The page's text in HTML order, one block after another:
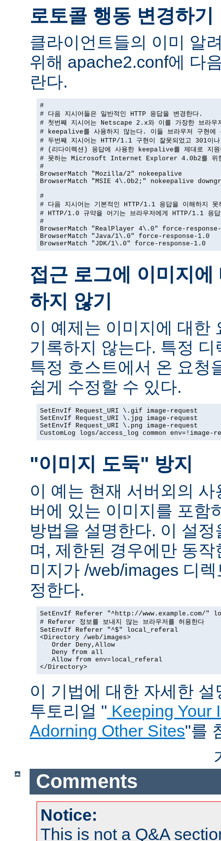
로토콜 행동 변경하기
클라이언트들의 이미 알
위해 apache2.conf에 다
란다.
#
# 다음 지시어들은 일반적인 HTTP 응답을 변경한다.
# 첫번째 지시어는 Netscape 2.x와 이를 가장한 브라우
# keepalive를 사용하지 않는다. 이들 브라우저 구현에
# 두번째 지시어는 HTTP/1.1 구현이 잘못되었고 301이
# (리다이렉션) 응답에 사용한 keepalive를 제대로 지원
# 못하는 Microsoft Internet Explorer 4.0b2를 위
#
BrowserMatch "Mozilla/2" nokeepalive
BrowserMatch "MSIE 4\.0b2;" nokeepalive
#
# 다음 지시어는 기본적인 HTTP/1.1 응답을 이해하지 못
# HTTP/1.0 규약을 어기는 브라우저에게 HTTP/1.1 응
#
BrowserMatch "RealPlayer 4\.0" force-
BrowserMatch "Java/1\.0" force-response-1.0
BrowserMatch "JDK/1\.0" force-response-1.0
접근 로그에 이미지
하지 않기
이 예제는 이미지에 대한
기록하지 않는다. 특정
특정 호스트에서 온 요청
쉽게 수정할 수 있다.
SetEnvIf Request_URI \.gif image-request
SetEnvIf Request_URI \.jpg image-request
SetEnvIf Request_URI \.png image-request
CustomLog logs/access_log common env=!image-
"이미지 도둑" 방지
이 예는 현재 서버외의
버에 있는 이미지를 포함
방법을 설명한다. 이 설
며, 제한된 경우에만 동
미지가 /web/images 디
정한다.
SetEnvIf Referer "^http://www.example.com/"
# Referer 정보를 보내지 않는 브라우저를 허용한다
SetEnvIf Referer "^$" local_referal
<Directory /web/images>
   Order Deny,Allow
   Deny from all
   Allow from env=local_referal
</Directory>
이 기법에 대한 자세한
투토리얼 " Keeping Your
Adorning Other Sites"를
Comments
Notice:
This is not a Q&A